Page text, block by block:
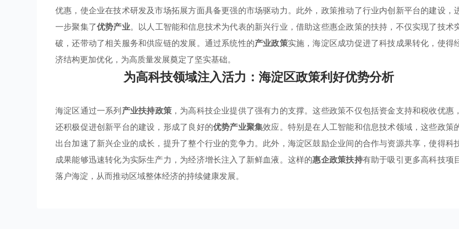
优惠，使企业在技术研发及市场拓展方面具备更强的市场驱动力。此外，政策推动了行业内创新平台的建设，
一步聚集了优势产业。以人工智能和信息技术为代表的新兴行业，借助这些惠企政策的扶持，不仅实现了技术
破，还带动了相关服务和供应链的发展。通过系统性的产业政策实施，海淀区成功促进了科技成果转化，使得
济结构更加优化，为高质量发展奠定了坚实基础。
为高科技领域注入活力：海淀区政策利好优势分析
海淀区通过一系列产业扶持政策，为高科技企业提供了强有力的支撑。这些政策不仅包括资金支持和税收优惠，
还积极促进创新平台的建设，形成了良好的优势产业聚集效应。特别是在人工智能和信息技术领域，这些政策
出台加速了新兴企业的成长，提升了整个行业的竞争力。此外，海淀区鼓励企业间的合作与资源共享，使得科
成果能够迅速转化为实际生产力，为经济增长注入了新鲜血液。这样的惠企政策扶持有助于吸引更多高科技项
落户海淀，从而推动区域整体经济的持续健康发展。